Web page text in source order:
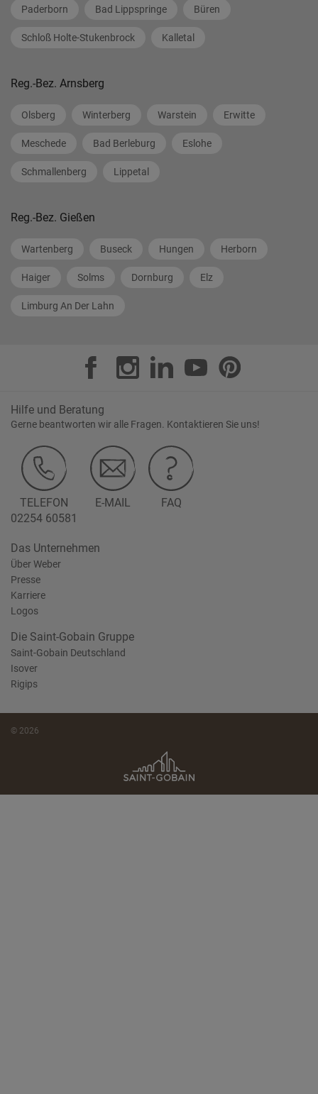
Paderborn Bad Lippspringe Büren
Schloß Holte-Stukenbrock Kalletal
Reg.-Bez. Arnsberg
Olsberg Winterberg Warstein Erwitte
Meschede Bad Berleburg Eslohe
Schmallenberg Lippetal
Reg.-Bez. Gießen
Wartenberg Buseck Hungen Herborn
Haiger Solms Dornburg Elz
Limburg An Der Lahn
Hilfe und Beratung
Gerne beantworten wir alle Fragen. Kontaktieren Sie uns!
TELEFON
02254 60581
E-MAIL FAQ
Das Unternehmen
Über Weber
Presse
Karriere
Logos
Die Saint-Gobain Gruppe
Saint-Gobain Deutschland
Isover
Rigips
© 2026